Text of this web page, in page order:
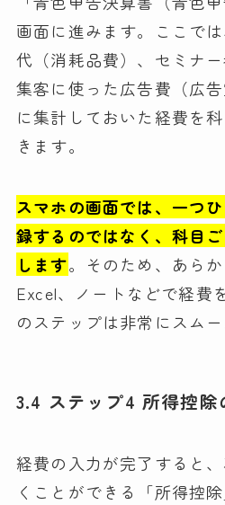
画面に進みます。ここで
代（消耗品費）、セミナー
集客に使った広告費（広
に集計しておいた経費を
きます。
スマホの画面では、一つ
録するのではなく、科目
します。そのため、あら
Excel、ノートなどで経費
のステップは非常にスムー
3.4 ステップ4 所得控除
経費の入力が完了すると
くことができる「所得控